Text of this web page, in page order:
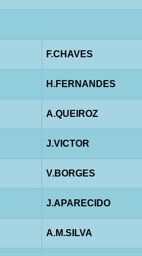
F.CHAVES
H.FERNANDES
A.QUEIROZ
J.VICTOR
V.BORGES
J.APARECIDO
A.M.SILVA